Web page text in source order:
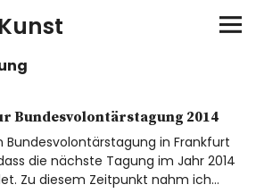
Bundesvolontärstagung 2014
Bundesvolontärstagung in Frankfurt
die nächste Tagung im Jahr 2014
Zu diesem Zeitpunkt nahm ich…